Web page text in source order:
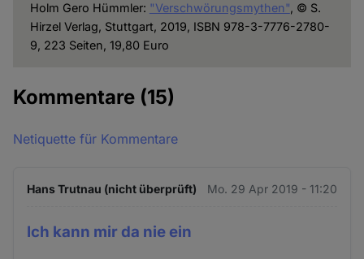
Holm Gero Hümmler: "Verschwörungsmythen", © S.
Hirzel Verlag, Stuttgart, 2019, ISBN 978-3-7776-2780-
9, 223 Seiten, 19,80 Euro
Kommentare (15)
Netiquette für Kommentare
Hans Trutnau (nicht überprüft) Mo. 29 Apr 2019 - 11:20
Ich kann mir da nie ein